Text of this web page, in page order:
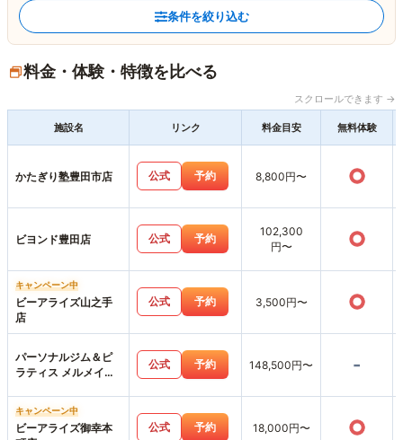
条件を絞り込む
料金・体験・特徴を比べる
スクロールできます →
施設名 リンク 料金目安 無料体験
かたぎり塾豊田市店 公式 予約 8,800円〜 ○
ビヨンド豊田店 公式 予約
102,300
円〜
○
キャンペーン中
ビーアライズ山之手
店
公式 予約 3,500円〜 ○
パーソナルジム＆ピ
ラティス メルメイク
公式 予約 148,500円〜 -
キャンペーン中
ビーアライズ御幸本
公式 予約 18,000円〜 ○